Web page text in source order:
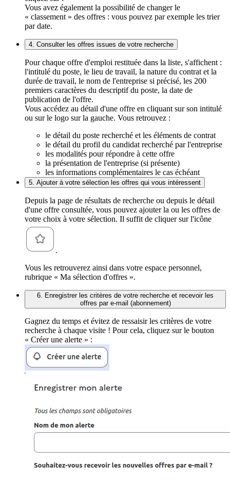
Vous avez également la possibilité de changer le
« classement » des offres : vous pouvez par exemple les trier
par date.
4. Consulter les offres issues de votre recherche
Pour chaque offre d'emploi restituée dans la liste, s'affichent :
l'intitulé du poste, le lieu de travail, la nature du contrat et la
durée de travail, le nom de l'entreprise si précisé, les 200
premiers caractères du descriptif du poste, la date de
publication de l'offre.
Vous accédez au détail d'une offre en cliquant sur son intitulé
ou sur le logo sur la gauche. Vous retrouvez :
le détail du poste recherché et les éléments de contrat
le détail du profil du candidat recherché par l'entreprise
les modalités pour répondre à cette offre
la présentation de l'entreprise (si présente)
les informations complémentaires le cas échéant
5. Ajouter à votre sélection les offres qui vous intéressent
Depuis la page de résultats de recherche ou depuis le détail
d'une offre consultée, vous pouvez ajouter la ou les offres de
votre choix à votre sélection. Il suffit de cliquer sur l'icône
.
Vous les retrouverez ainsi dans votre espace personnel,
rubrique « Ma sélection d'offres ».
6. Enregistrer les critères de votre recherche et recevoir les
offres par e-mail (abonnement)
Gagnez du temps et évitez de ressaisir les critères de votre
recherche à chaque visite ! Pour cela, cliquez sur le bouton
« Créer une alerte » :